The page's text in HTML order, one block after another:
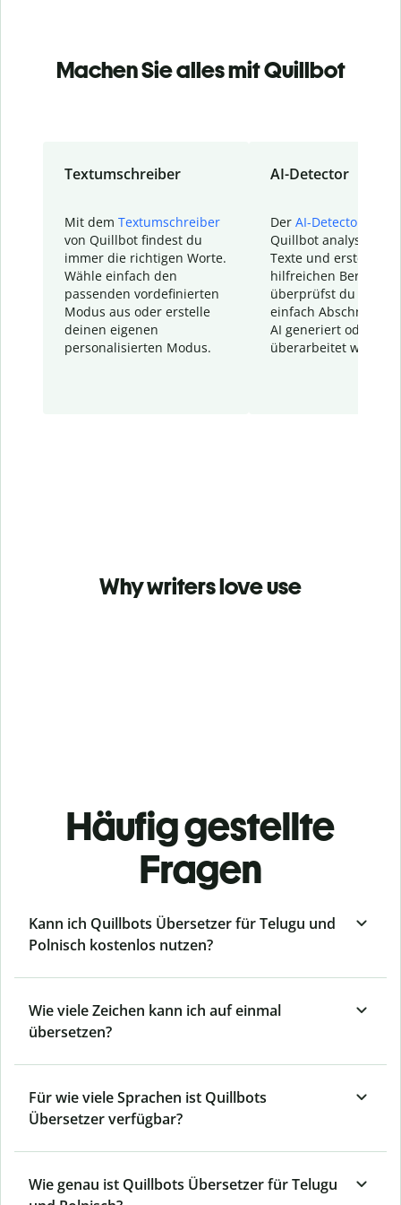
Machen Sie alles mit Quillbot
Textumschreiber
Mit dem Textumschreiber
von Quillbot findest du
immer die richtigen Worte.
Wähle einfach den
passenden vordefinierten
Modus aus oder erstelle
deinen eigenen
personalisierten Modus.
AI-Detector
Der AI-Detector
Quillbot analysiert
Texte und erstellt
hilfreichen Bericht.
überprüfst du
einfach Abschnitte,
AI generiert oder
überarbeitet wurden.
Why writers love use
Häufig gestellte
Fragen
Kann ich Quillbots Übersetzer für Telugu und
Polnisch kostenlos nutzen?
Wie viele Zeichen kann ich auf einmal
übersetzen?
Für wie viele Sprachen ist Quillbots
Übersetzer verfügbar?
Wie genau ist Quillbots Übersetzer für Telugu